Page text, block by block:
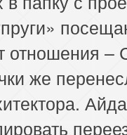
отношения –
же